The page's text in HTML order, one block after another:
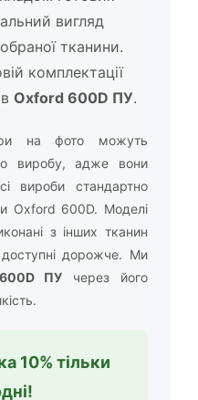
вигляд
тканини.
комплектації
Oxford 600D ПУ.
на фото можуть
виробу, адже вони
вироби стандартно
Oxford 600D. Моделі
з інших тканин
дорожче. Ми
ПУ через його
10% тільки